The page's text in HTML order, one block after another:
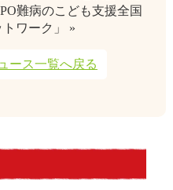
難病のこども支援全国
トワーク」 »
ース一覧へ戻る